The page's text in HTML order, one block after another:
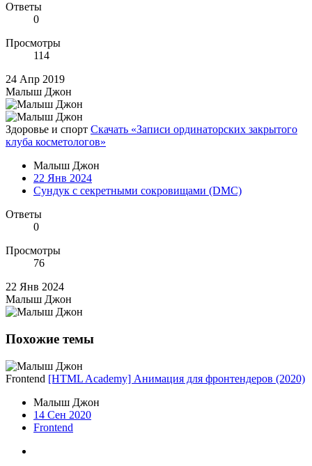
Ответы
0
Просмотры
114
24 Апр 2019
Малыш Джон
Здоровье и спорт Скачать «Записи ординаторских закрытого
клуба косметологов»
Малыш Джон
22 Янв 2024
Сундук с секретными сокровищами (DMC)
Ответы
0
Просмотры
76
22 Янв 2024
Малыш Джон
Похожие темы
Frontend [HTML Academy] Анимация для фронтендеров (2020)
Малыш Джон
14 Сен 2020
Frontend